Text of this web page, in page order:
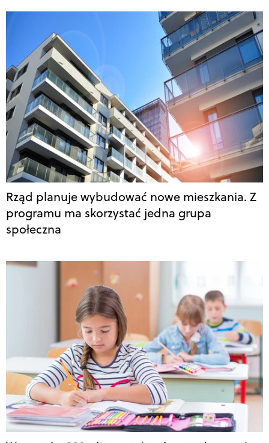
Rząd planuje wybudować nowe mieszkania. Z
programu ma skorzystać jedna grupa
społeczna